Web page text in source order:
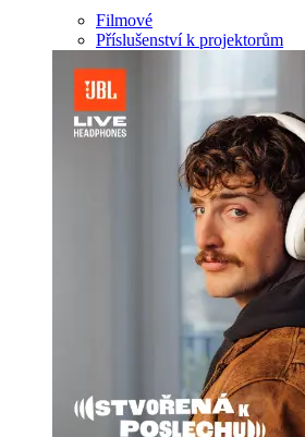
Filmové
Příslušenství k projektorům